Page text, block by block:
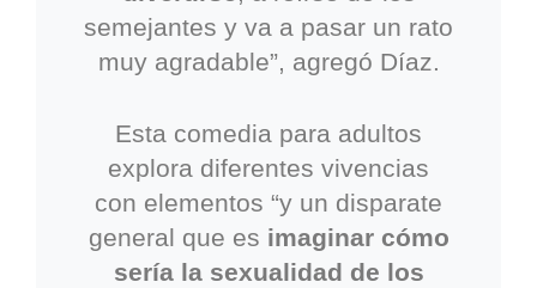
semejantes y va a pasar un rato
muy agradable”, agregó Díaz.
Esta comedia para adultos
explora diferentes vivencias
con elementos “y un disparate
general que es imaginar cómo
sería la sexualidad de los